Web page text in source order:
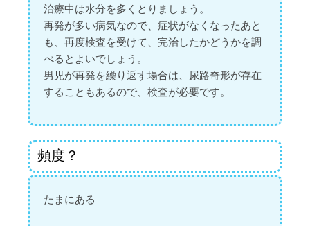
治療中は水分を多くとりましょう。
再発が多い病気なので、症状がなくなったあと
も、再度検査を受けて、完治したかどうかを調
べるとよいでしょう。
男児が再発を繰り返す場合は、尿路奇形が存在
することもあるので、検査が必要です。
頻度？
たまにある